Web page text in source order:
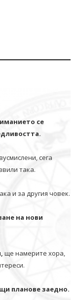
се
сега
така.
и за другия човек.
на нови
ще намерите хора,
планове заедно.